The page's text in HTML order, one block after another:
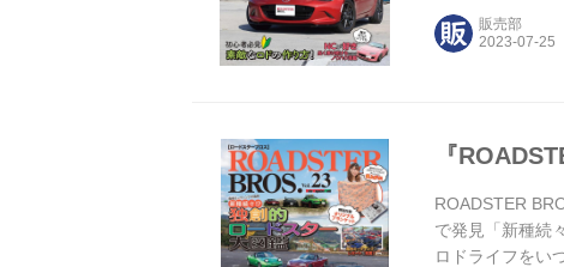
〝推し〟パーツ
販売部
『
ROADSTER
で発見「新種続
ロドライフをい